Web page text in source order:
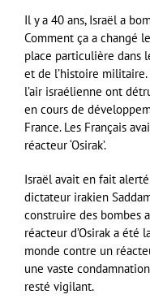
Il y a 40 ans, Israël a
Comment ça a changé
place particulière dans
et de l’histoire militaire.
l’air israélienne ont
en cours de
France. Les Français
réacteur ‘Osirak’.
Israël avait en fait
dictateur irakien
construire des bombes
réacteur d’Osirak a été
monde contre un
une vaste
resté vigilant.